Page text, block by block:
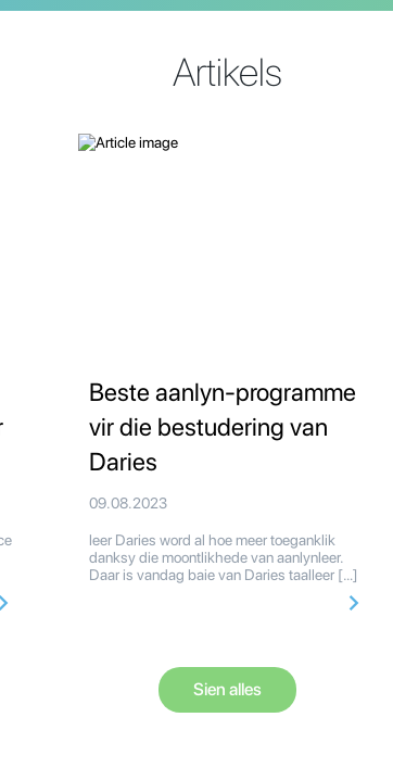
Artikels
Beste aanlyn-programme
vir die bestudering van
Daries
09.08.2023
leer Daries word al hoe meer toeganklik
danksy die moontlikhede van aanlynleer.
Daar is vandag baie van Daries taalleer […]
Sien alles